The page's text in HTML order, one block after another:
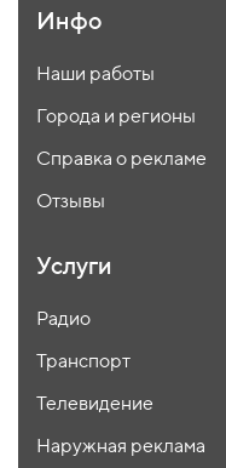
Инфо
Наши работы
Города и регионы
Справка о рекламе
Отзывы
Услуги
Радио
Транспорт
Телевидение
Наружная реклама